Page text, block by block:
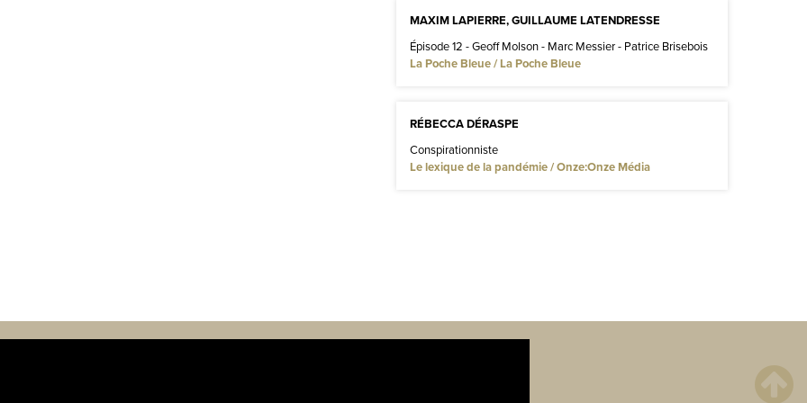
MAXIM LAPIERRE, GUILLAUME LATENDRESSE
Épisode 12 - Geoff Molson - Marc Messier - Patrice Brisebois
La Poche Bleue / La Poche Bleue
RÉBECCA DÉRASPE
Conspirationniste
Le lexique de la pandémie / Onze:Onze Média